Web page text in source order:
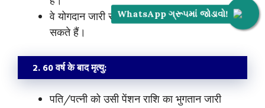
वे योगदान जारी रख सकते हैं या पूरी राशि निकाल
सकते हैं।
2. 60 वर्ष के बाद मृत्यु:
पति/पत्नी को उसी पेंशन राशि का भुगतान जारी
WhatsApp ગ્રૂપમાં જોડાવો!